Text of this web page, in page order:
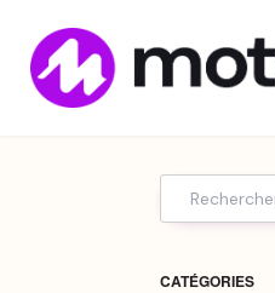
CATÉGORIES